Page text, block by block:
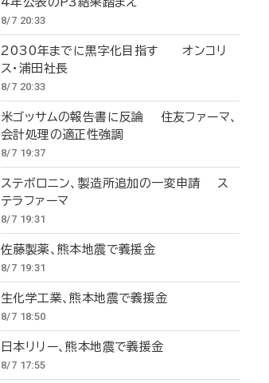
8/7 20:33
2030年までに黒字化目指す オンコリ
ス・浦田社長
8/7 20:33
米ゴッサムの報告書に反論 住友ファーマ、
会計処理の適正性強調
8/7 19:37
ステボロニン、製造所追加の一変申請 ス
テラファーマ
8/7 19:31
佐藤製薬、熊本地震で義援金
8/7 19:31
生化学工業、熊本地震で義援金
8/7 18:50
日本リリー、熊本地震で義援金
8/7 17:55